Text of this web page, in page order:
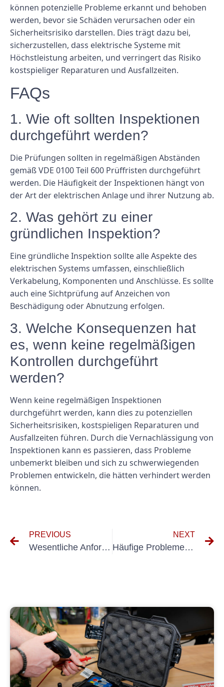
können potenzielle Probleme erkannt und behoben
werden, bevor sie Schäden verursachen oder ein
Sicherheitsrisiko darstellen. Dies trägt dazu bei,
sicherzustellen, dass elektrische Systeme mit
Höchstleistung arbeiten, und verringert das Risiko
kostspieliger Reparaturen und Ausfallzeiten.
FAQs
1. Wie oft sollten Inspektionen
durchgeführt werden?
Die Prüfungen sollten in regelmäßigen Abständen
gemäß VDE 0100 Teil 600 Prüffristen durchgeführt
werden. Die Häufigkeit der Inspektionen hängt von
der Art der elektrischen Anlage und ihrer Nutzung ab.
2. Was gehört zu einer
gründlichen Inspektion?
Eine gründliche Inspektion sollte alle Aspekte des
elektrischen Systems umfassen, einschließlich
Verkabelung, Komponenten und Anschlüsse. Es sollte
auch eine Sichtprüfung auf Anzeichen von
Beschädigung oder Abnutzung erfolgen.
3. Welche Konsequenzen hat
es, wenn keine regelmäßigen
Kontrollen durchgeführt
werden?
Wenn keine regelmäßigen Inspektionen
durchgeführt werden, kann dies zu potenziellen
Sicherheitsrisiken, kostspieligen Reparaturen und
Ausfallzeiten führen. Durch die Vernachlässigung von
Inspektionen kann es passieren, dass Probleme
unbemerkt bleiben und sich zu schwerwiegenden
Problemen entwickeln, die hätten verhindert werden
können.
PREVIOUS
Wesentliche Anforderungen der DGUV Vorschrift 3 für elektrische Anlagen und Betriebsmittel
NEXT
Häufige Probleme mit elektrischen Anlagen und ortsfesten Betriebsmitteln und wie man sie angeht